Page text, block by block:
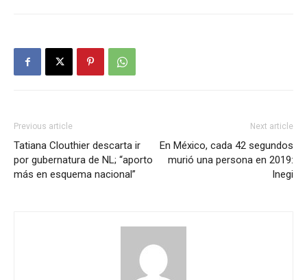
Previous article
Tatiana Clouthier descarta ir
por gubernatura de NL; “aporto
más en esquema nacional”
Next article
En México, cada 42 segundos
murió una persona en 2019:
Inegi